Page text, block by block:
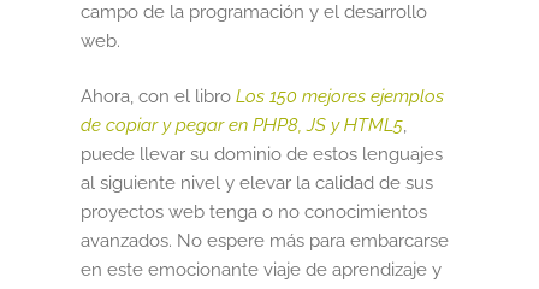
campo de la programación y el desarrollo
web.
Ahora, con el libro Los 150 mejores ejemplos
de copiar y pegar en PHP8, JS y HTML5,
puede llevar su dominio de estos lenguajes
al siguiente nivel y elevar la calidad de sus
proyectos web tenga o no conocimientos
avanzados. No espere más para embarcarse
en este emocionante viaje de aprendizaje y